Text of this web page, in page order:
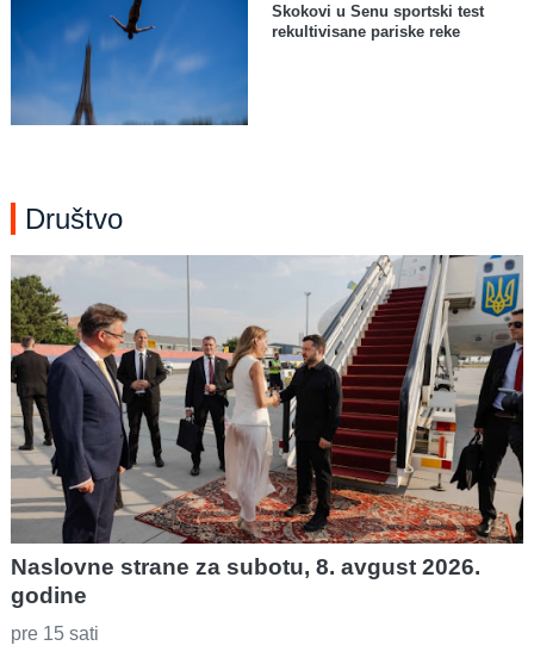
Skokovi u Senu sportski test
rekultivisane pariske reke
Društvo
Naslovne strane za subotu, 8. avgust 2026.
godine
pre 15 sati